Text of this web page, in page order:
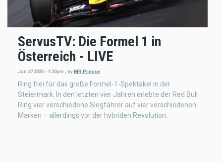
ServusTV: Die Formel 1 in
Österreich - LIVE
Jun 27 2026 - 1:50pm byMR Presse
Ring frei für das große Formel-1-Spektakel in der
Steiermark. In den letzten vier Jahren erlebte der Red Bull
Ring vier verschiedene Siegfahrer auf vier verschiedenen
Marken – allerdings vor der hybriden Revolution.